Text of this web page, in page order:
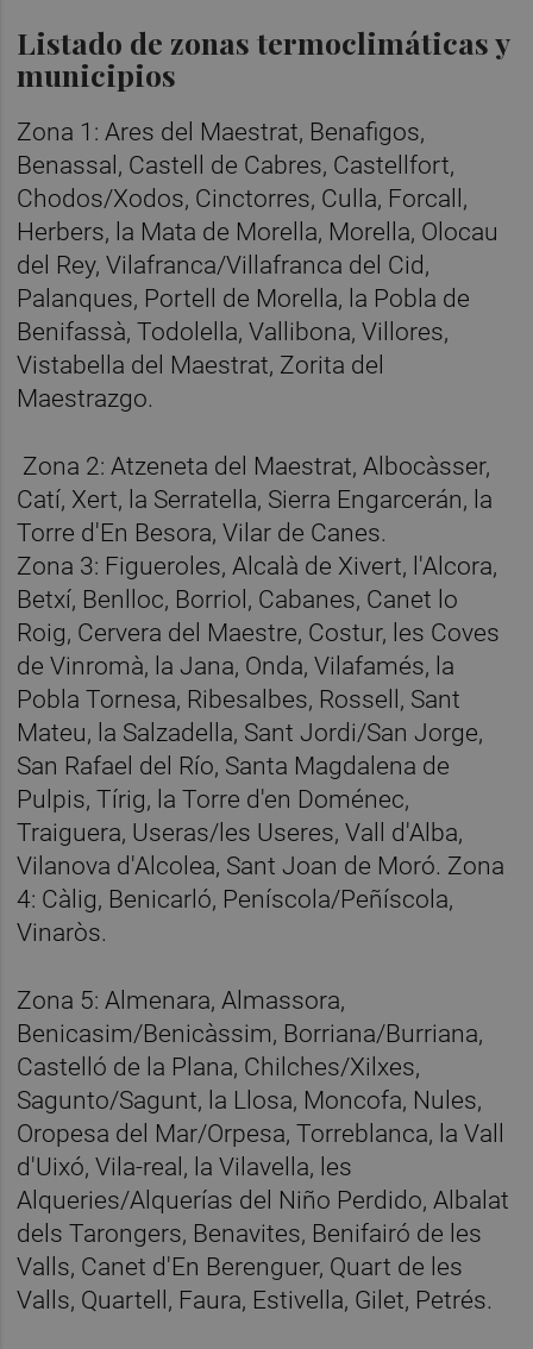
Listado de zonas termoclimáticas y
municipios
Zona 1: Ares del Maestrat, Benafigos,
Benassal, Castell de Cabres, Castellfort,
Chodos/Xodos, Cinctorres, Culla, Forcall,
Herbers, la Mata de Morella, Morella, Olocau
del Rey, Vilafranca/Villafranca del Cid,
Palanques, Portell de Morella, la Pobla de
Benifassà, Todolella, Vallibona, Villores,
Vistabella del Maestrat, Zorita del
Maestrazgo.
Zona 2: Atzeneta del Maestrat, Albocàsser,
Catí, Xert, la Serratella, Sierra Engarcerán, la
Torre d'En Besora, Vilar de Canes.
Zona 3: Figueroles, Alcalà de Xivert, l'Alcora,
Betxí, Benlloc, Borriol, Cabanes, Canet lo
Roig, Cervera del Maestre, Costur, les Coves
de Vinromà, la Jana, Onda, Vilafamés, la
Pobla Tornesa, Ribesalbes, Rossell, Sant
Mateu, la Salzadella, Sant Jordi/San Jorge,
San Rafael del Río, Santa Magdalena de
Pulpis, Tírig, la Torre d'en Doménec,
Traiguera, Useras/les Useres, Vall d'Alba,
Vilanova d'Alcolea, Sant Joan de Moró. Zona
4: Càlig, Benicarló, Peníscola/Peñíscola,
Vinaròs.
Zona 5: Almenara, Almassora,
Benicasim/Benicàssim, Borriana/Burriana,
Castelló de la Plana, Chilches/Xilxes,
Sagunto/Sagunt, la Llosa, Moncofa, Nules,
Oropesa del Mar/Orpesa, Torreblanca, la Vall
d'Uixó, Vila-real, la Vilavella, les
Alqueries/Alquerías del Niño Perdido, Albalat
dels Tarongers, Benavites, Benifairó de les
Valls, Canet d'En Berenguer, Quart de les
Valls, Quartell, Faura, Estivella, Gilet, Petrés.